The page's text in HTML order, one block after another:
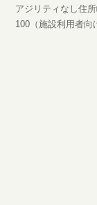
アジリティなし住
100（施設利用者向